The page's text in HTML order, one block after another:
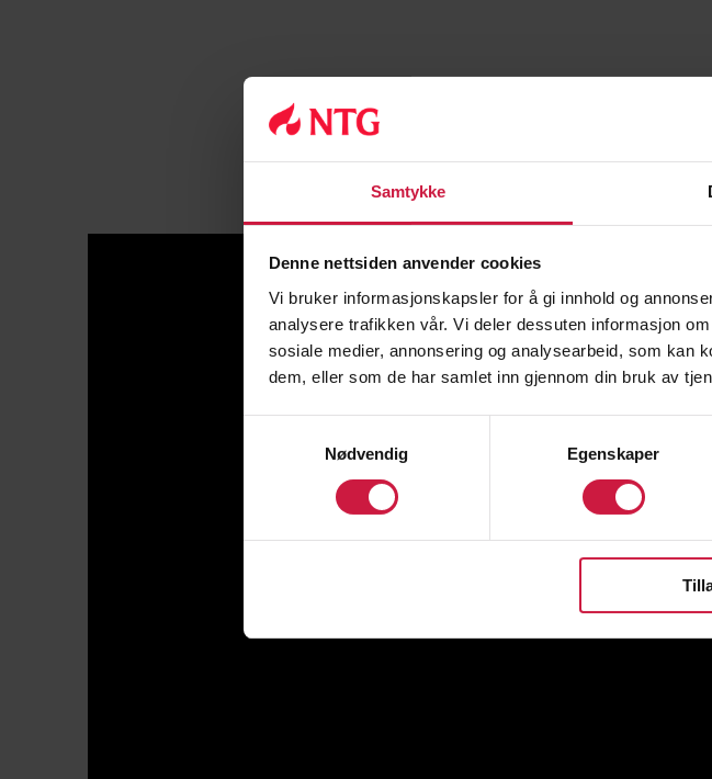
Samtykke
Denne nettsiden anvender cookies
Vi bruker informasjonskapsler for å gi innhold og
analysere trafikken vår. Vi deler dessuten informasjon
sosiale medier, annonsering og analysearbeid, som kan
dem, eller som de har samlet inn gjennom din bruk av
Nødvendig
Egenskaper